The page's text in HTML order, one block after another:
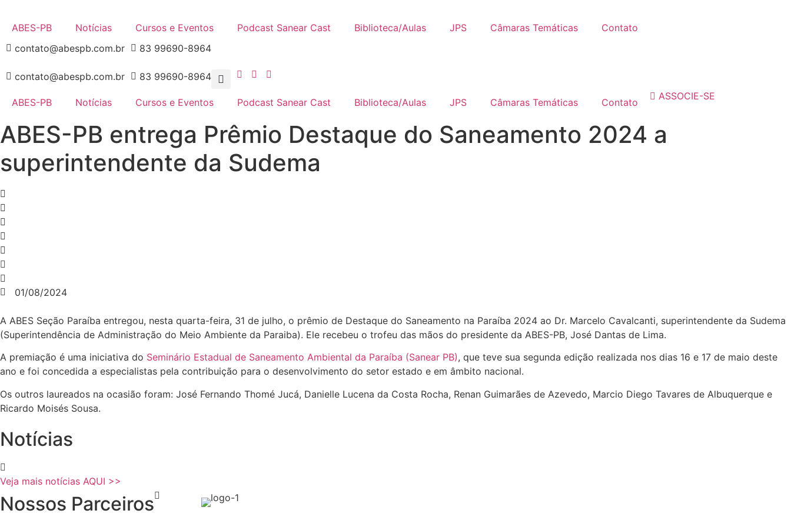
conteúdo
ABES-PB Notícias Cursos e Eventos Podcast Sanear Cast Biblioteca/Aulas JPS Câmaras Temáticas
Contato
contato@abespb.com.br
83 99690-8964
contato@abespb.com.br 83 99690-8964
ABES-PB Notícias Cursos e Eventos Podcast Sanear Cast Biblioteca/Aulas JPS Câmaras Temáticas Contato
ASSOCIE-SE
ABES-PB entrega Prêmio Destaque do Saneamento 2024 a
superintendente da Sudema
01/08/2024
A ABES Seção Paraíba entregou, nesta quarta-feira, 31 de julho, o prêmio de Destaque do Saneamento na Paraíba 2024 ao Dr. Marcelo Cavalcanti, superintendente da Sudema
(Superintendência de Administração do Meio Ambiente da Paraiba). Ele recebeu o trofeu das mãos do presidente da ABES-PB, José Dantas de Lima.
A premiação é uma iniciativa do Seminário Estadual de Saneamento Ambiental da Paraíba (Sanear PB), que teve sua segunda edição realizada nos dias 16 e 17 de maio deste
ano e foi concedida a especialistas pela contribuição para o desenvolvimento do setor estado e em âmbito nacional.
Os outros laureados na ocasião foram: José Fernando Thomé Jucá, Danielle Lucena da Costa Rocha, Renan Guimarães de Azevedo, Marcio Diego Tavares de Albuquerque e
Ricardo Moisés Sousa.
Notícias
Veja mais notícias AQUI >>
Nossos Parceiros